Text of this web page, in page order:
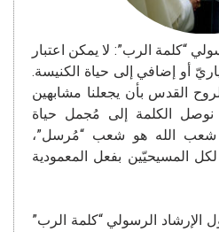
“كلمة الرب”: لا يمكن اعتبار
أو إضافي إلى حياة الكنيسة.
القدس بأن يجعلنا مشابهين
الكلمة إلى مُجمل حياة
(رقم 93). كل شعب الله هو شعب “مُرسل”،
لكل المسيحيّين بفعل المعمودية
الرسولي “كلمة الرب”